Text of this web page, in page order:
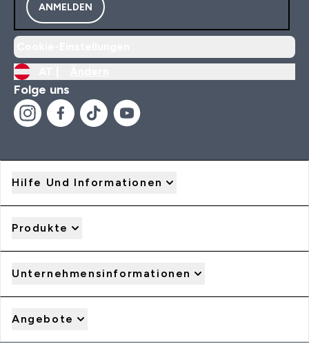
ANMELDEN
Folge uns
Hilfe Und Informationen
Produkte
Unternehmensinformationen
Angebote